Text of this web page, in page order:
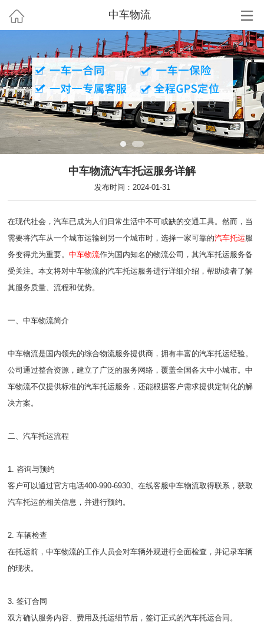
中车物流
中车物流汽车托运服务详解
发布时间：2024-01-31
在现代社会，汽车已成为人们日常生活中不可或缺的交通工具。然而，当
需要将汽车从一个城市运输到另一个城市时，选择一家可靠的汽车托运服
务变得尤为重要。中车物流作为国内知名的物流公司，其汽车托运服务备
受关注。本文将对中车物流的汽车托运服务进行详细介绍，帮助读者了解
其服务质量、流程和优势。
一、中车物流简介
中车物流是国内领先的综合物流服务提供商，拥有丰富的汽车托运经验。
公司通过整合资源，建立了广泛的服务网络，覆盖全国各大中小城市。中
车物流不仅提供标准的汽车托运服务，还能根据客户需求提供定制化的解
决方案。
二、汽车托运流程
1. 咨询与预约
客户可以通过官方电话400-990-6930、在线客服中车物流取得联系，获取
汽车托运的相关信息，并进行预约。
2. 车辆检查
在托运前，中车物流的工作人员会对车辆外观进行全面检查，并记录车辆
的现状。
3. 签订合同
双方确认服务内容、费用及托运细节后，签订正式的汽车托运合同。